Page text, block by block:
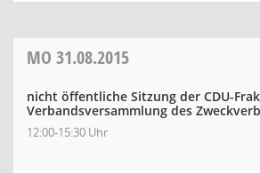
MO 31.08.2015
nicht öffentliche Sitzung der CDU-
Verbandsversammlung des
12:00-15:30 Uhr